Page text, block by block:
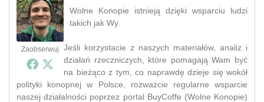
Zaobserwuj
Wolne Konopie istnieją dzięki wsparciu ludzi
takich jak Wy.
Jeśli korzystacie z naszych materiałów, analiz i
działań rzeczniczych, które pomagają Wam być
na bieżąco z tym, co naprawdę dzieje się wokół
polityki konopnej w Polsce, rozważcie regularne wsparcie
naszej działalności poprzez portal BuyCoffe (Wolne Konopie)